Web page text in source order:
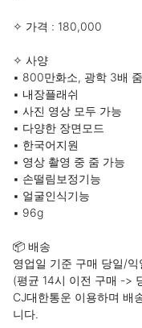
✧ 가격 : 180,000
✧ 사양
▪︎ 800만화소, 광학 3배 줌
▪︎ 내장플래쉬
▪︎ 사진 영상 모두 가능
▪︎ 다양한 장면모드
▪︎ 한국어지원
▪︎ 영상 촬영 중 줌 가능
▪︎ 손떨림보정기능
▪︎ 얼굴인식기능
▪︎ 96g
📦 배송
영업일 기준 구매 당일/익
(평균 14시 이전 구매 ->
CJ대한통운 이용하며
니다.